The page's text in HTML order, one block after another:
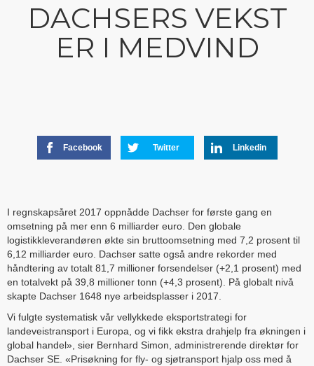
DACHSERS VEKST
ER I MEDVIND
Facebook Twitter Linkedin
I regnskapsåret 2017 oppnådde Dachser for første gang en
omsetning på mer enn 6 milliarder euro. Den globale
logistikkleverandøren økte sin bruttoomsetning med 7,2 prosent til
6,12 milliarder euro. Dachser satte også andre rekorder med
håndtering av totalt 81,7 millioner forsendelser (+2,1 prosent) med
en totalvekt på 39,8 millioner tonn (+4,3 prosent). På globalt nivå
skapte Dachser 1648 nye arbeidsplasser i 2017.
Vi fulgte systematisk vår vellykkede eksportstrategi for
landeveistransport i Europa, og vi fikk ekstra drahjelp fra økningen i
global handel», sier Bernhard Simon, administrerende direktør for
Dachser SE. «Prisøkning for fly- og sjøtransport hjalp oss med å